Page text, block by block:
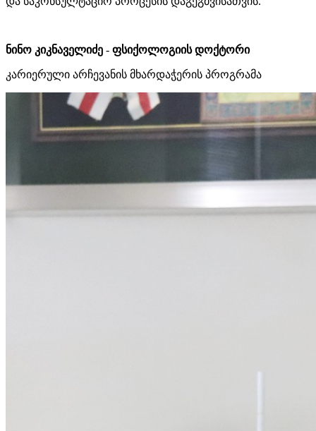
ნინო კიკნაველიძე - ფსიქოლოგიის დოქტორი
კარიერული არჩევანის მხარდაჭერის პროგრამა